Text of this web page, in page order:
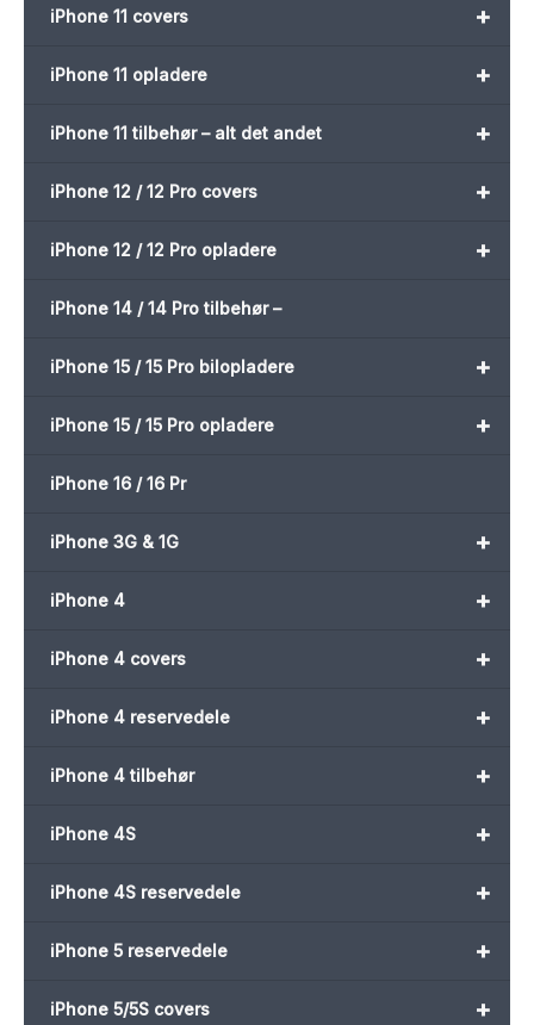
+
iPhone 11 covers
+
iPhone 11 opladere
+
iPhone 11 tilbehør – alt det andet
+
iPhone 12 / 12 Pro covers
+
iPhone 12 / 12 Pro opladere
iPhone 14 / 14 Pro tilbehør –
+
iPhone 15 / 15 Pro bilopladere
+
iPhone 15 / 15 Pro opladere
iPhone 16 / 16 Pr
+
iPhone 3G & 1G
+
iPhone 4
+
iPhone 4 covers
+
iPhone 4 reservedele
+
iPhone 4 tilbehør
+
iPhone 4S
+
iPhone 4S reservedele
+
iPhone 5 reservedele
+
iPhone 5/5S covers